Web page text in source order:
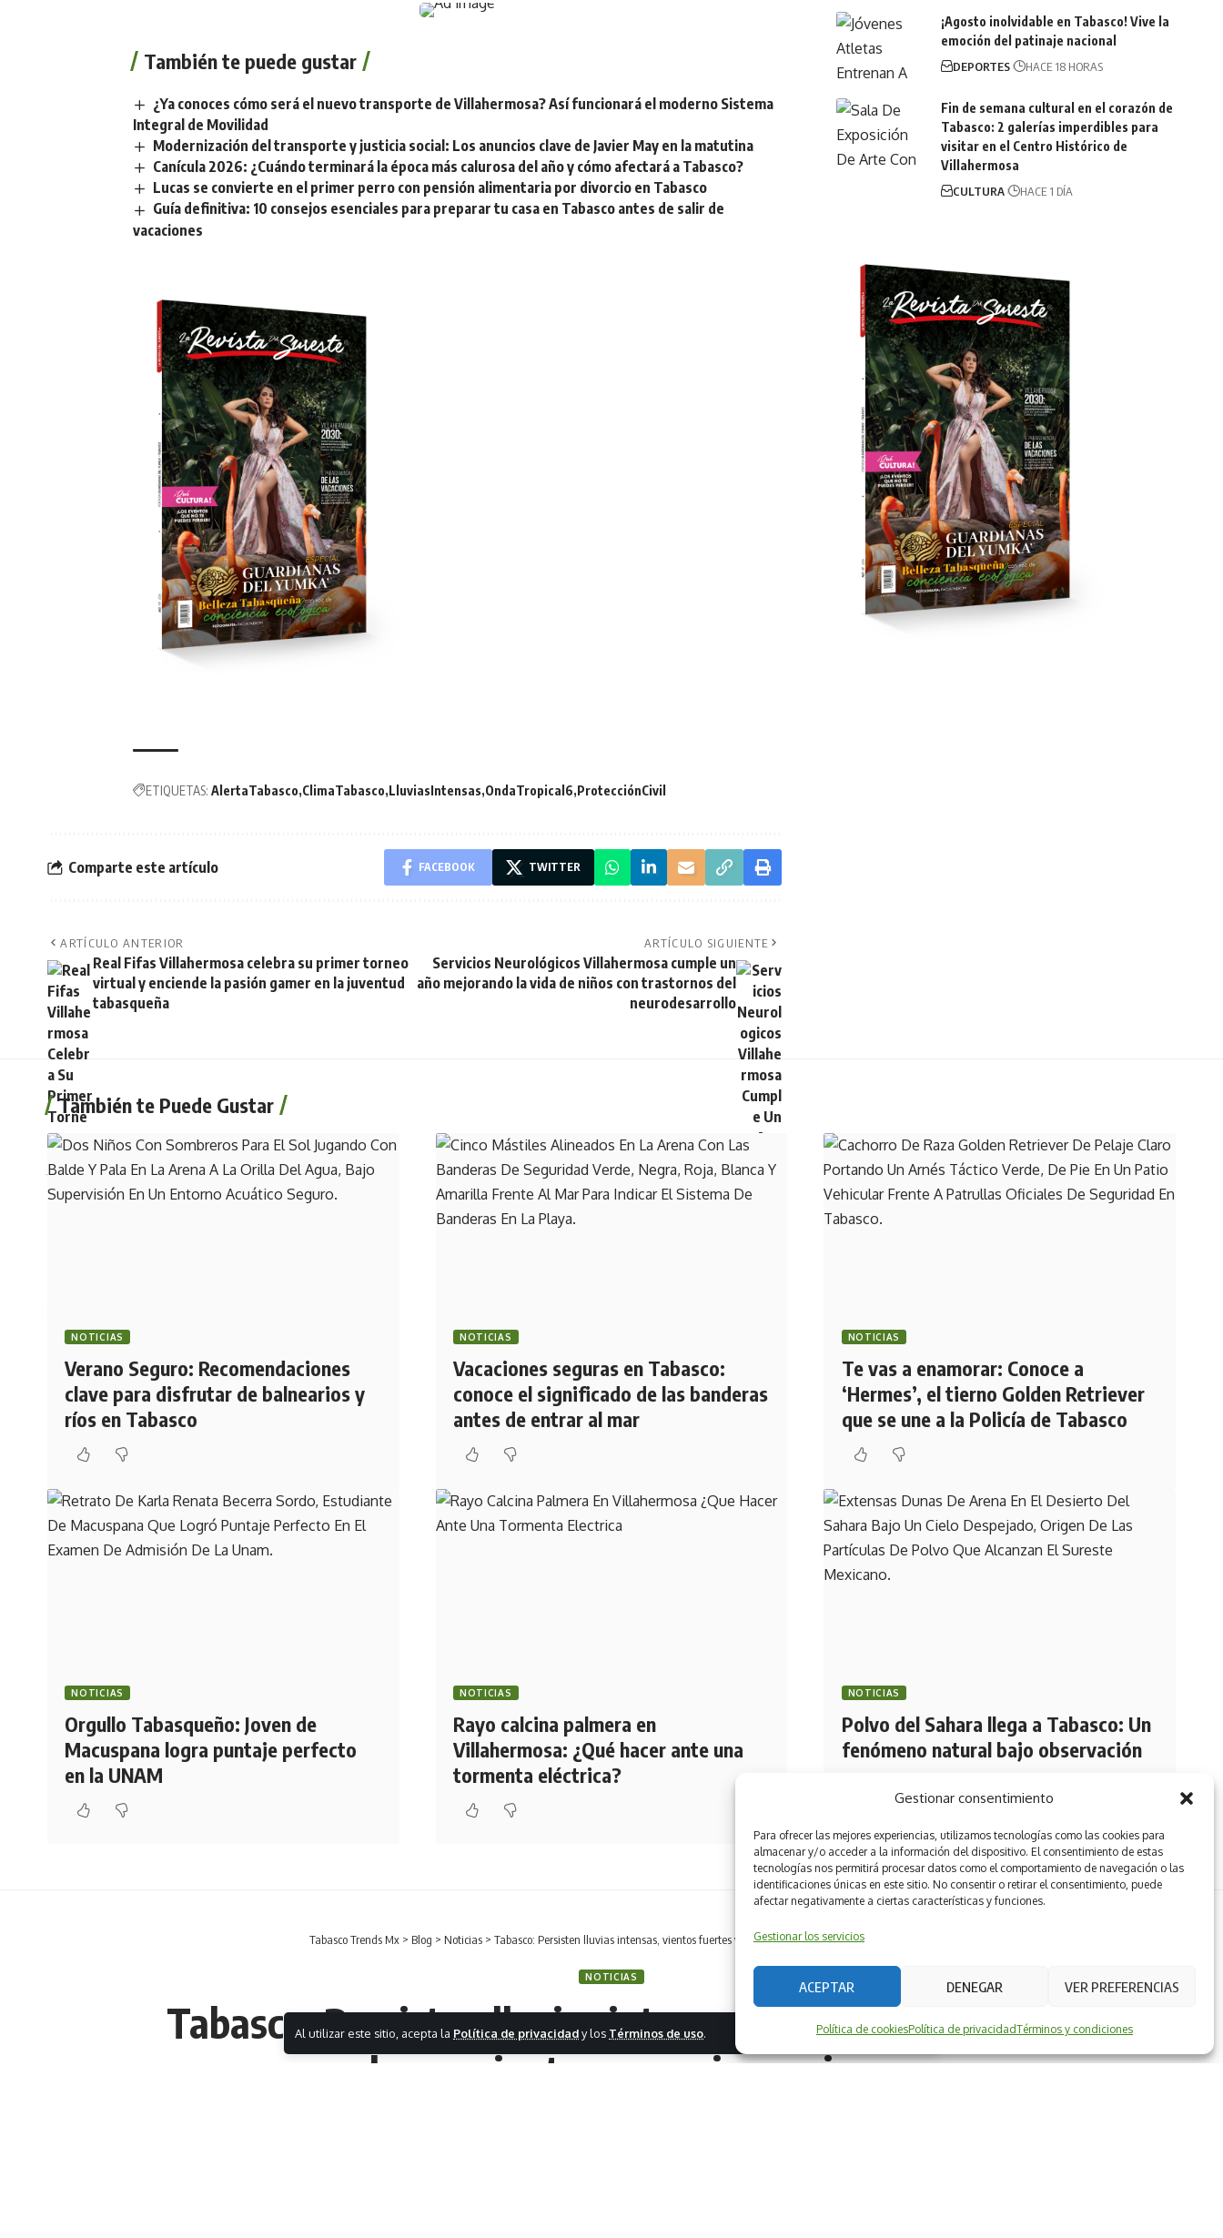
Gestionar consentimiento
Para ofrecer las mejores experiencias, utilizamos tecnologías como las cookies para
almacenar y/o acceder a la información del dispositivo. El consentimiento de estas
tecnologías nos permitirá procesar datos como el comportamiento de navegación o las
identificaciones únicas en este sitio. No consentir o retirar el consentimiento, puede
afectar negativamente a ciertas características y funciones.
Gestionar los servicios
ACEPTAR DENEGAR VER PREFERENCIAS
Política de cookiesPolítica de privacidadTérminos y condiciones
Al utilizar este sitio, acepta la Política de privacidady los Términos de uso. ACEPTAR
También te puede gustar
¿Ya conoces cómo será el nuevo transporte de Villahermosa? Así funcionará el moderno Sistema
Integral de Movilidad
Modernización del transporte y justicia social: Los anuncios clave de Javier May en la matutina
Canícula 2026: ¿Cuándo terminará la época más calurosa del año y cómo afectará a Tabasco?
Lucas se convierte en el primer perro con pensión alimentaria por divorcio en Tabasco
Guía definitiva: 10 consejos esenciales para preparar tu casa en Tabasco antes de salir de
vacaciones
ETIQUETAS: AlertaTabasco ClimaTabasco LluviasIntensas OndaTropical6 ProtecciónCivil
Comparte este artículo FACEBOOK TWITTER
ARTÍCULO ANTERIOR
Real Fifas Villahermosa celebra su primer torneo
virtual y enciende la pasión gamer en la juventud
tabasqueña
ARTÍCULO SIGUIENTE
Servicios Neurológicos Villahermosa cumple un
año mejorando la vida de niños con trastornos del
neurodesarrollo
¡Agosto inolvidable en Tabasco! Vive la
emoción del patinaje nacional
DEPORTES HACE 18 HORAS
Fin de semana cultural en el corazón de
Tabasco: 2 galerías imperdibles para
visitar en el Centro Histórico de
Villahermosa
CULTURA HACE 1 DÍA
También te Puede Gustar
NOTICIAS
Verano Seguro: Recomendaciones
clave para disfrutar de balnearios y
ríos en Tabasco
NOTICIAS
Vacaciones seguras en Tabasco:
conoce el significado de las banderas
antes de entrar al mar
NOTICIAS
Te vas a enamorar: Conoce a
‘Hermes’, el tierno Golden Retriever
que se une a la Policía de Tabasco
NOTICIAS
Orgullo Tabasqueño: Joven de
Macuspana logra puntaje perfecto
en la UNAM
NOTICIAS
Rayo calcina palmera en
Villahermosa: ¿Qué hacer ante una
tormenta eléctrica?
NOTICIAS
Polvo del Sahara llega a Tabasco: Un
fenómeno natural bajo observación
Tabasco Trends Mx > Blog > Noticias > Tabasco: Persisten lluvias intensas, vientos fuertes y encharcamientos en varias regiones
NOTICIAS
Tabasco: Persisten lluvias intensas, vientos fuertes y
encharcamientos en varias regiones